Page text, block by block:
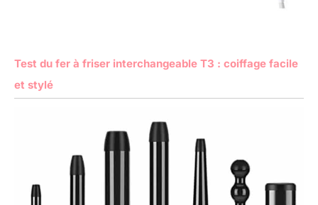
Test du fer à friser interchangeable T3 : coiffage facile
et stylé